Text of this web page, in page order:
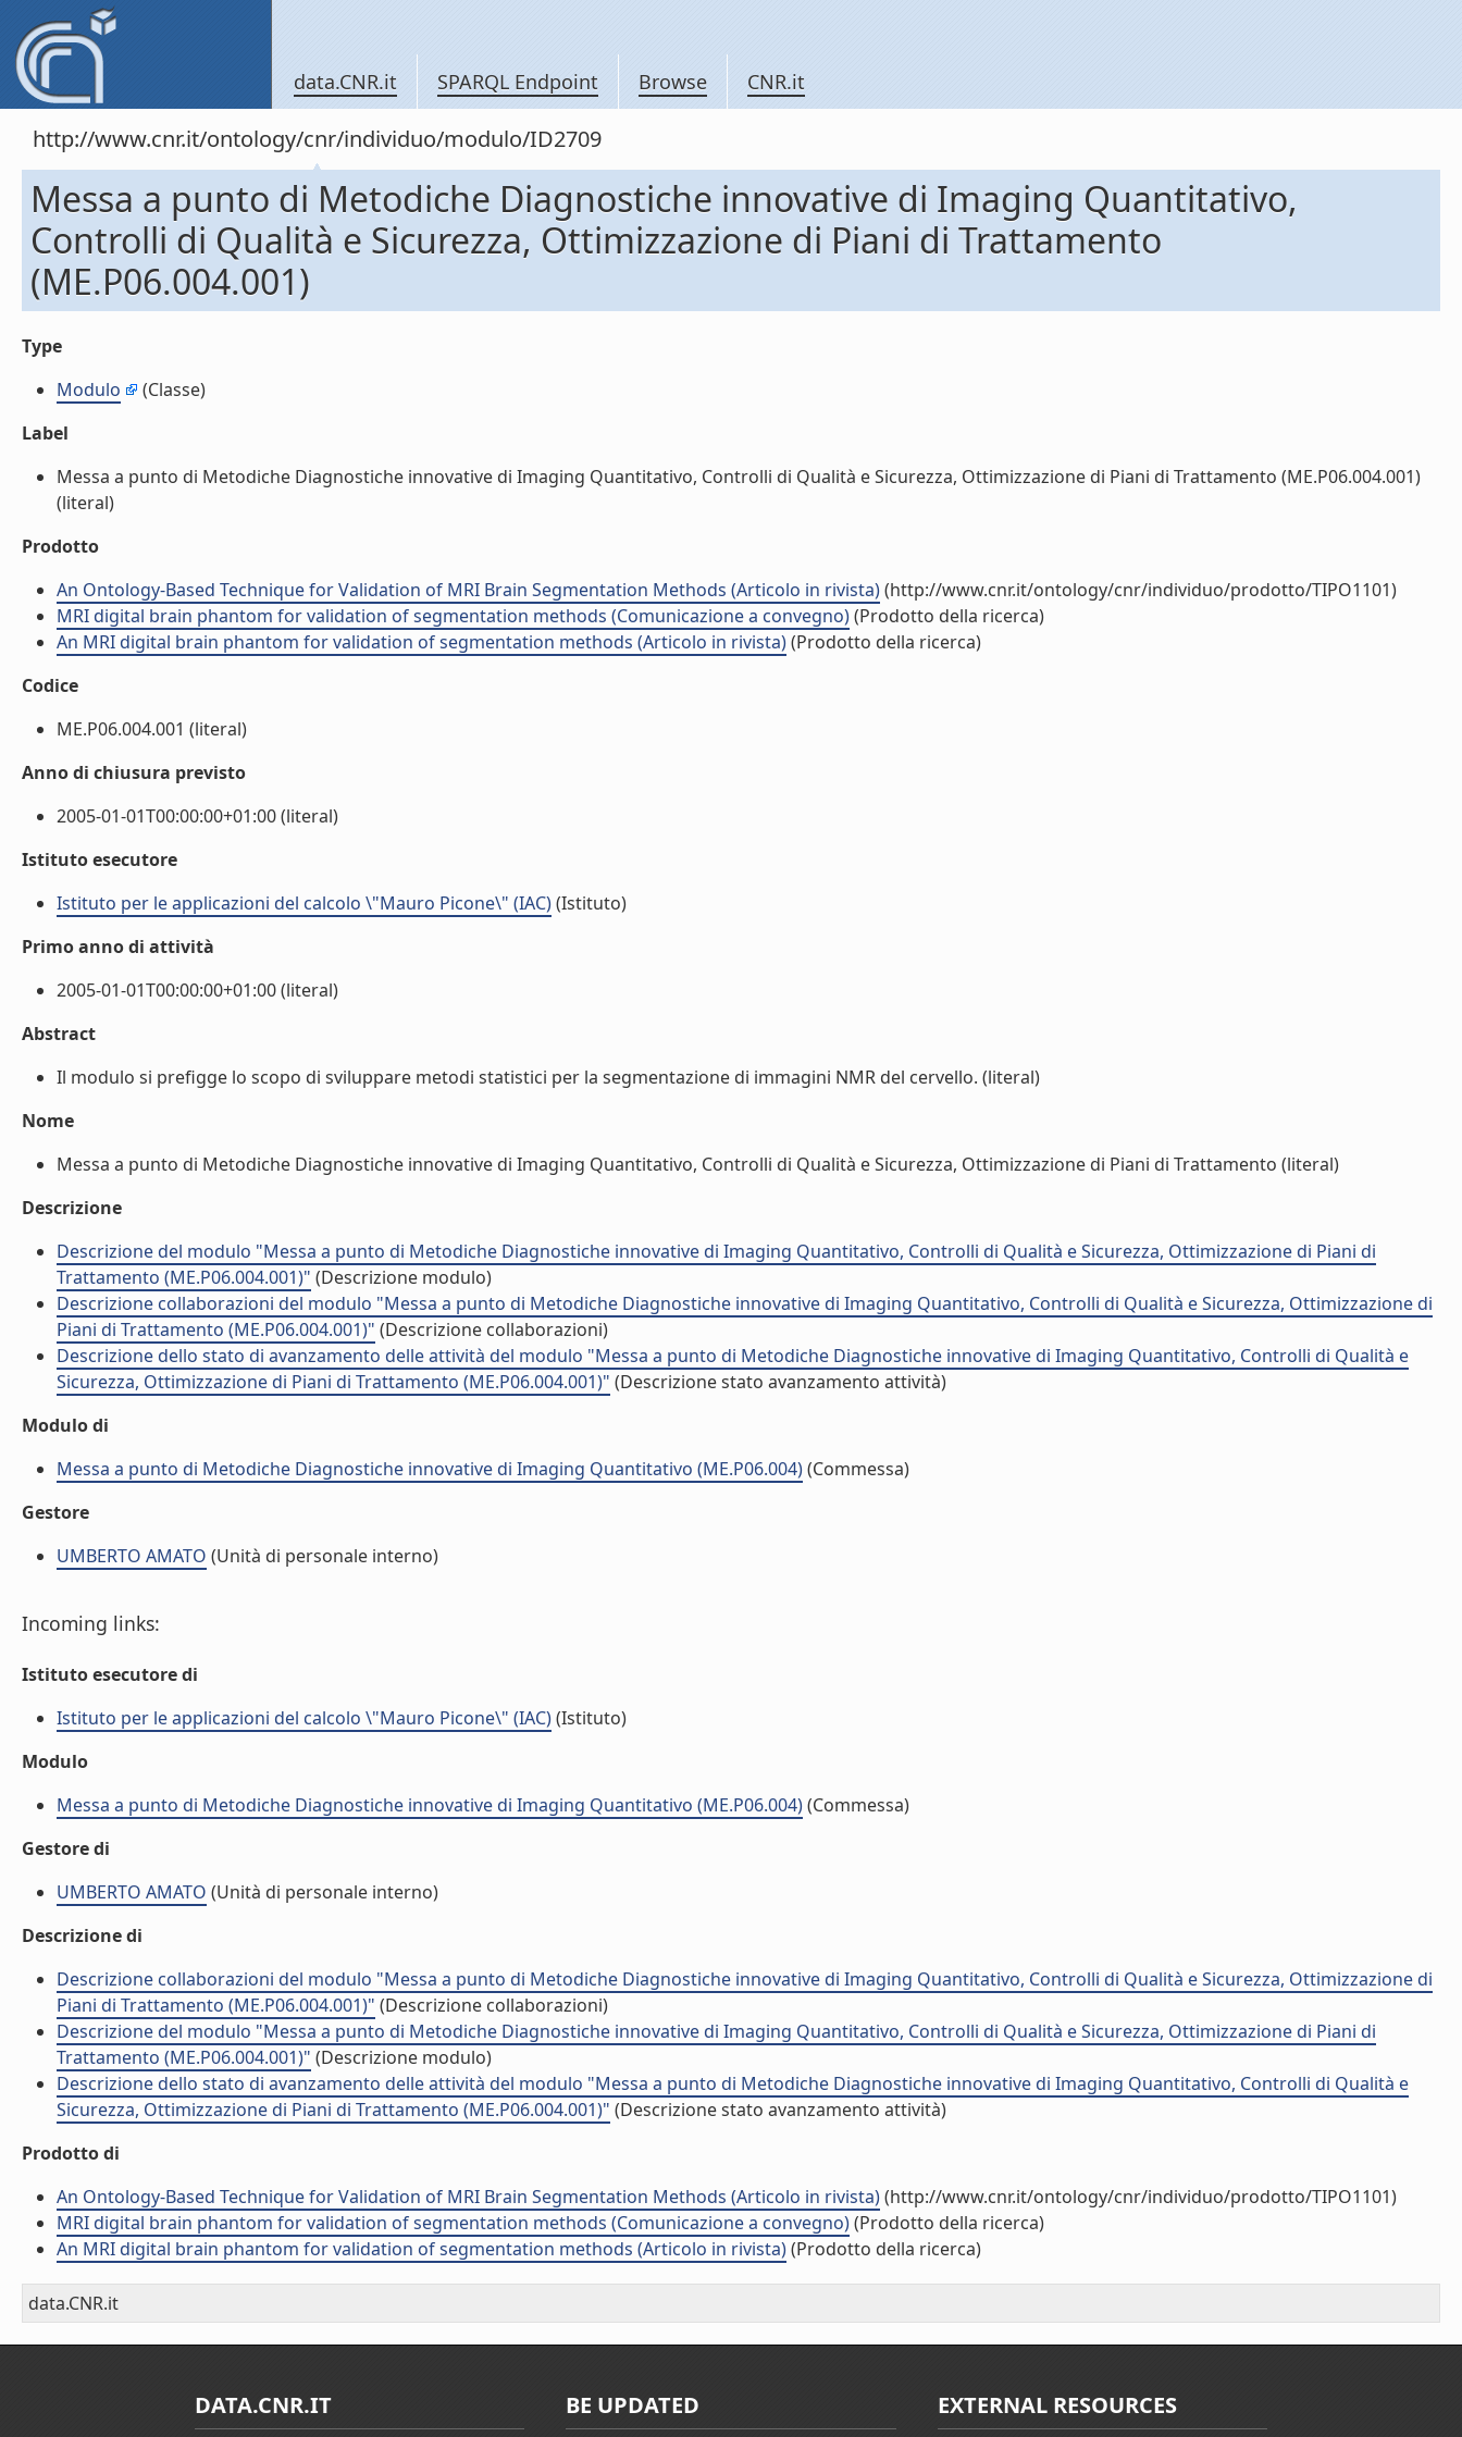
data.CNR.it SPARQL Endpoint Browse CNR.it
http://www.cnr.it/ontology/cnr/individuo/modulo/ID2709
Messa a punto di Metodiche Diagnostiche innovative di Imaging Quantitativo,
Controlli di Qualità e Sicurezza, Ottimizzazione di Piani di Trattamento
(ME.P06.004.001)
Type
Modulo
(Classe)
Label
Messa a punto di Metodiche Diagnostiche innovative di Imaging Quantitativo, Controlli di Qualità e Sicurezza, Ottimizzazione di Piani di Trattamento (ME.P06.004.001)
(literal)
Prodotto
An Ontology-Based Technique for Validation of MRI Brain Segmentation Methods (Articolo in rivista)(http://www.cnr.it/ontology/cnr/individuo/prodotto/TIPO1101)
MRI digital brain phantom for validation of segmentation methods (Comunicazione a convegno)(Prodotto della ricerca)
An MRI digital brain phantom for validation of segmentation methods (Articolo in rivista)(Prodotto della ricerca)
Codice
ME.P06.004.001 (literal)
Anno di chiusura previsto
2005-01-01T00:00:00+01:00 (literal)
Istituto esecutore
Istituto per le applicazioni del calcolo \"Mauro Picone\" (IAC)(Istituto)
Primo anno di attività
2005-01-01T00:00:00+01:00 (literal)
Abstract
Il modulo si prefigge lo scopo di sviluppare metodi statistici per la segmentazione di immagini NMR del cervello. (literal)
Nome
Messa a punto di Metodiche Diagnostiche innovative di Imaging Quantitativo, Controlli di Qualità e Sicurezza, Ottimizzazione di Piani di Trattamento (literal)
Descrizione
Descrizione del modulo "Messa a punto di Metodiche Diagnostiche innovative di Imaging Quantitativo, Controlli di Qualità e Sicurezza, Ottimizzazione di Piani di
Trattamento (ME.P06.004.001)" (Descrizione modulo)
Descrizione collaborazioni del modulo "Messa a punto di Metodiche Diagnostiche innovative di Imaging Quantitativo, Controlli di Qualità e Sicurezza, Ottimizzazione di
Piani di Trattamento (ME.P06.004.001)" (Descrizione collaborazioni)
Descrizione dello stato di avanzamento delle attività del modulo "Messa a punto di Metodiche Diagnostiche innovative di Imaging Quantitativo, Controlli di Qualità e
Sicurezza, Ottimizzazione di Piani di Trattamento (ME.P06.004.001)" (Descrizione stato avanzamento attività)
Modulo di
Messa a punto di Metodiche Diagnostiche innovative di Imaging Quantitativo (ME.P06.004)(Commessa)
Gestore
UMBERTO AMATO (Unità di personale interno)
Incoming links:
Istituto esecutore di
Istituto per le applicazioni del calcolo \"Mauro Picone\" (IAC)(Istituto)
Modulo
Messa a punto di Metodiche Diagnostiche innovative di Imaging Quantitativo (ME.P06.004)(Commessa)
Gestore di
UMBERTO AMATO (Unità di personale interno)
Descrizione di
Descrizione collaborazioni del modulo "Messa a punto di Metodiche Diagnostiche innovative di Imaging Quantitativo, Controlli di Qualità e Sicurezza, Ottimizzazione di
Piani di Trattamento (ME.P06.004.001)" (Descrizione collaborazioni)
Descrizione del modulo "Messa a punto di Metodiche Diagnostiche innovative di Imaging Quantitativo, Controlli di Qualità e Sicurezza, Ottimizzazione di Piani di
Trattamento (ME.P06.004.001)" (Descrizione modulo)
Descrizione dello stato di avanzamento delle attività del modulo "Messa a punto di Metodiche Diagnostiche innovative di Imaging Quantitativo, Controlli di Qualità e
Sicurezza, Ottimizzazione di Piani di Trattamento (ME.P06.004.001)" (Descrizione stato avanzamento attività)
Prodotto di
An Ontology-Based Technique for Validation of MRI Brain Segmentation Methods (Articolo in rivista)(http://www.cnr.it/ontology/cnr/individuo/prodotto/TIPO1101)
MRI digital brain phantom for validation of segmentation methods (Comunicazione a convegno)(Prodotto della ricerca)
An MRI digital brain phantom for validation of segmentation methods (Articolo in rivista)(Prodotto della ricerca)
data.CNR.it
DATA.CNR.IT BE UPDATED EXTERNAL RESOURCES